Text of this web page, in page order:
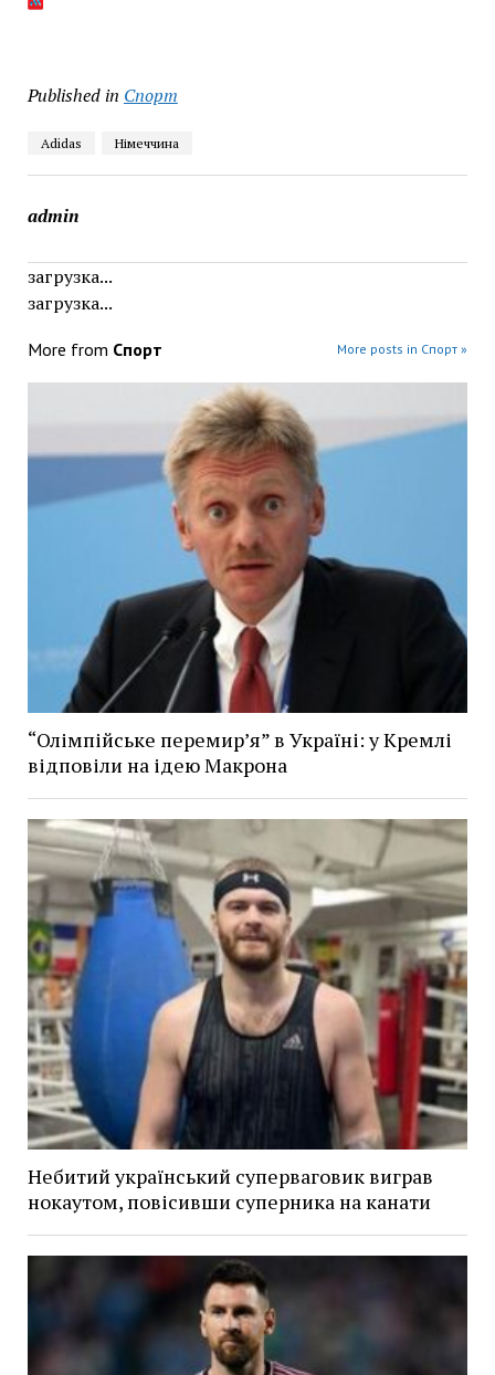
Published in Спорт
Adidas Німеччина
admin
загрузка...
загрузка...
More from Спорт More posts in Спорт »
“Олімпійське перемир’я” в Україні: у Кремлі
відповіли на ідею Макрона
Небитий український суперваговик виграв
нокаутом, повісивши суперника на канати